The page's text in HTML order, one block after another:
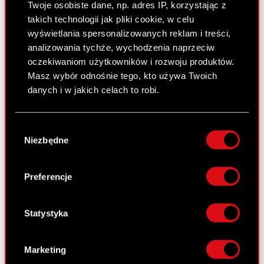
Twoje osobiste dane, np. adres IP, korzystając z
takich technologii jak pliki cookie, w celu
wyświetlania spersonalizowanych reklam i treści,
analizowania tychże, wychodzenia naprzeciw
oczekiwaniom użytkowników i rozwoju produktów.
Masz wybór odnośnie tego, kto używa Twoich
danych i w jakich celach to robi.
lokalizacji geograficznej z dokładnością nawet
Identyfikować Twoje urządzenie, aktywnie
analizując charakteryzującego je zbiory
palca)
osobiste dane są przetwarzane oraz ustaw własne
preferencje w
. W Deklaracji
zgody
Niezbędne
Preferencje
Statystyka
Marketing
Raport bieżący nr 46/2009
PDF
OGŁOSZENIE ZARZĄDU OPTIMUS
SPÓŁKA AKCYJNA O ZWOŁANIU
NADZWYCZAJNEGO WALNEGO
ZGROMADZENIA
PDF Załącznik
Informacja udzielona akcjonariuszowi.
Zgromadzenie Akcjonariuszy – 19